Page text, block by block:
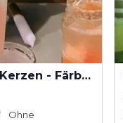
DIP DYE Advents-Kerzen - Färben und Dekorieren
Ohne